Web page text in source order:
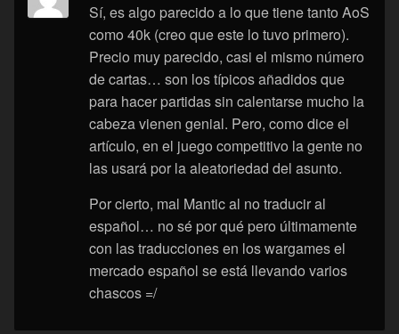
Sí, es algo parecido a lo que tiene tanto AoS
como 40k (creo que este lo tuvo primero).
Precio muy parecido, casi el mismo número
de cartas… son los típicos añadidos que
para hacer partidas sin calentarse mucho la
cabeza vienen genial. Pero, como dice el
artículo, en el juego competitivo la gente no
las usará por la aleatoriedad del asunto.
Por cierto, mal Mantic al no traducir al
español… no sé por qué pero últimamente
con las traducciones en los wargames el
mercado español se está llevando varios
chascos =/